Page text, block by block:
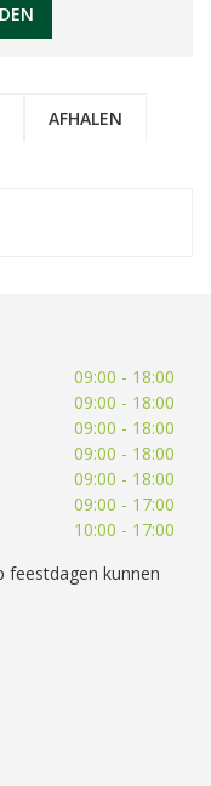
AFHALEN
09:00 - 18:00
09:00 - 18:00
09:00 - 18:00
09:00 - 18:00
09:00 - 18:00
09:00 - 17:00
10:00 - 17:00
feestdagen kunnen